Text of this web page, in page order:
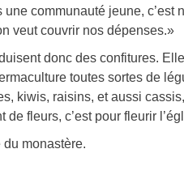
communauté jeune, c’est
veut couvrir nos dépenses.»
donc des confitures.
toutes sortes de
kiwis, raisins, et aussi
fleurs, c’est pour fleurir
monastère.